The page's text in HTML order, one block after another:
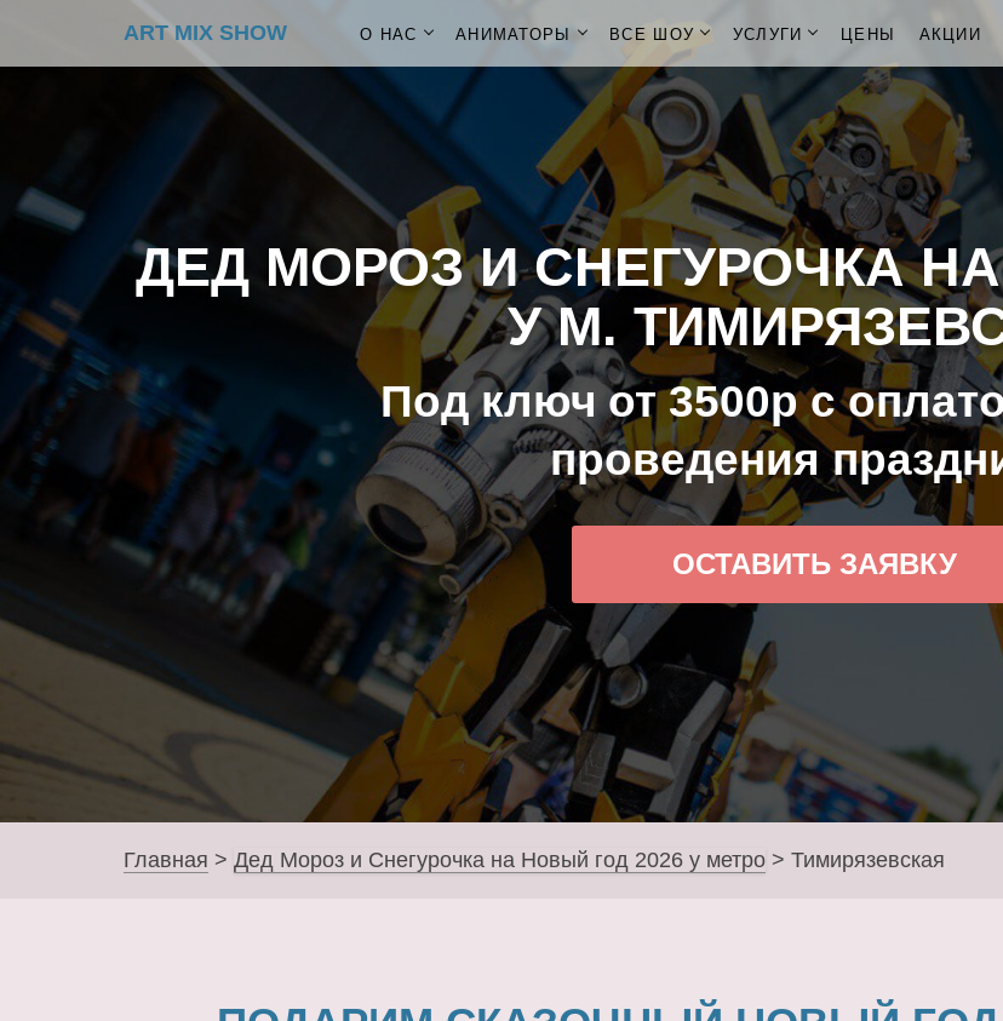
ART MIX SHOW О НАС АНИМАТОРЫ ВСЕ ШОУ УСЛУГИ ЦЕНЫ АКЦИИ
ДЕД МОРОЗ И СНЕГУРОЧКА
У М.
Под ключ от 3500р с
проведения
ОСТАВИТЬ ЗАЯВКУ
Главная > Дед Мороз и Снегурочка на Новый год 2026 у метро > Тимирязевская